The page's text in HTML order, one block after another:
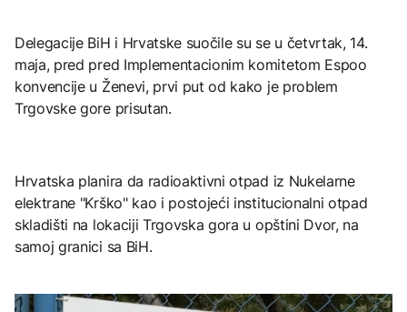
Delegacije BiH i Hrvatske suočile su se u četvrtak, 14.
maja, pred pred Implementacionim komitetom Espoo
konvencije u Ženevi, prvi put od kako je problem
Trgovske gore prisutan.
Hrvatska planira da radioaktivni otpad iz Nukelarne
elektrane "Krško" kao i postojeći institucionalni otpad
skladišti na lokaciji Trgovska gora u opštini Dvor, na
samoj granici sa BiH.